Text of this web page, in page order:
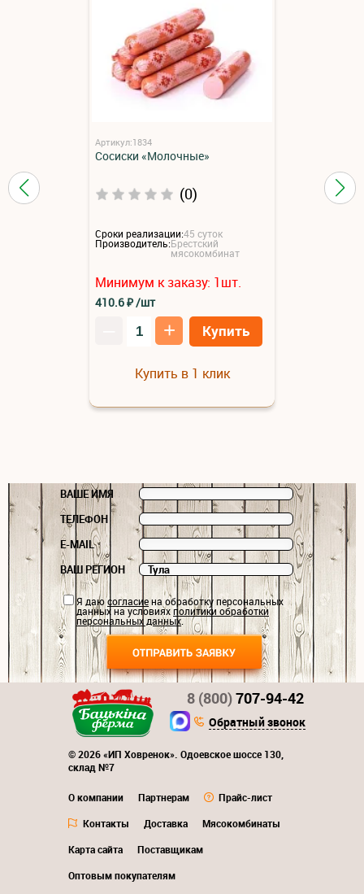
Артикул:1834
Сосиски «Молочные»
(0)
Сроки реализации:45 суток
Производитель:Брестский
мясокомбинат
Минимум к заказу: 1шт.
410.6₽/шт
+ Купить
Купить в 1 клик
ВАШЕ ИМЯ
ТЕЛЕФОН
E-MAIL
ВАШ РЕГИОН
Я даюсогласиена обработку персональных
данных на условияхполитики обработки
персональных данных.
© 2026 «ИП Ховренок». Одоевское шоссе 130,
склад №7
О компании Партнерам
Прайс-лист
Контакты
Доставка
Мясокомбинаты
Карта сайта
Поставщикам
Оптовым покупателям
8 (800)707-94-42
Обратный звонок